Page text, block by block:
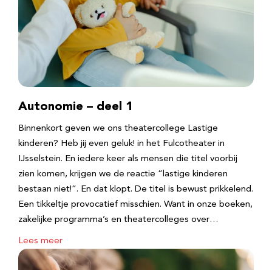
Autonomie – deel 1
Binnenkort geven we ons theatercollege Lastige
kinderen? Heb jij even geluk! in het Fulcotheater in
IJsselstein. En iedere keer als mensen die titel voorbij
zien komen, krijgen we de reactie “lastige kinderen
bestaan niet!”. En dat klopt. De titel is bewust prikkelend.
Een tikkeltje provocatief misschien. Want in onze boeken,
zakelijke programma’s en theatercolleges over…
Lees meer